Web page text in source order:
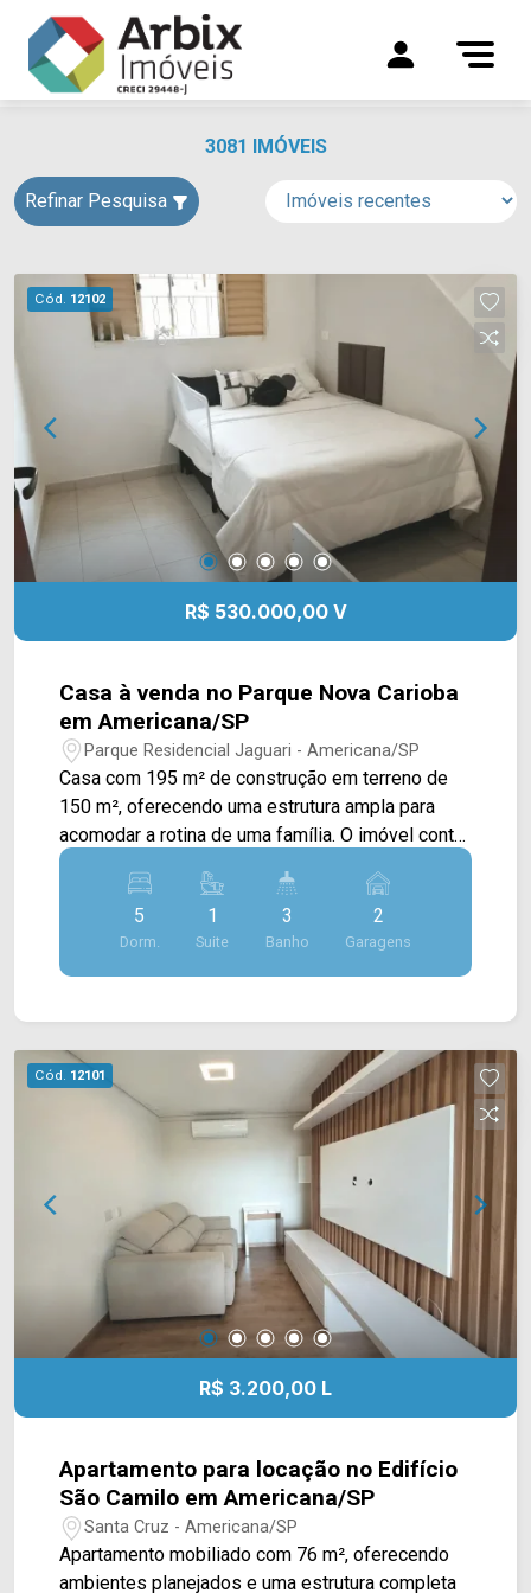
3081 IMÓVEIS
Refinar Pesquisa
Cód. 12102
R$ 530.000,00 V
Casa à venda no Parque Nova Carioba
em Americana/SP
Parque Residencial Jaguari - Americana/SP
Casa com 195 m² de construção em terreno de
150 m², oferecendo uma estrutura ampla para
acomodar a rotina de uma família. O imóvel conta
com ambientes bem distribuídos e espaço
interno que permite diferentes possibilidades de
suíte, 3 banheiros e 2 vagas de garagem
cobertas. Entre os diferenciais informados estão
vagas cobertas; Localizada no Parque Nova
Carioba, em Americana/SP, a casa está próxima
ao Delta Supermercados Jaguari, Delta
Supermercados Terramérica e a farmácias e
serviços da região. O bairro também oferece fácil
acesso às principais vias de Americana,
facilitando os deslocamentos para diferentes
regiões da cidade. Entre em contato com a
equipe da Arbix Imóveis e agende sua visita!
WhatsApp e telefone: (19) 3475-4546 Arbix
Imóveis - Presente em cada momento.
5
Dorm.
1
Suite
3
Banho
2
Garagens
Cód. 12101
R$ 3.200,00 L
Apartamento para locação no Edifício
São Camilo em Americana/SP
Santa Cruz - Americana/SP
Apartamento mobiliado com 76 m², oferecendo
ambientes planejados e uma estrutura completa